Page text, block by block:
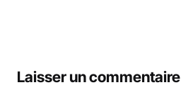
Laisser un commentaire